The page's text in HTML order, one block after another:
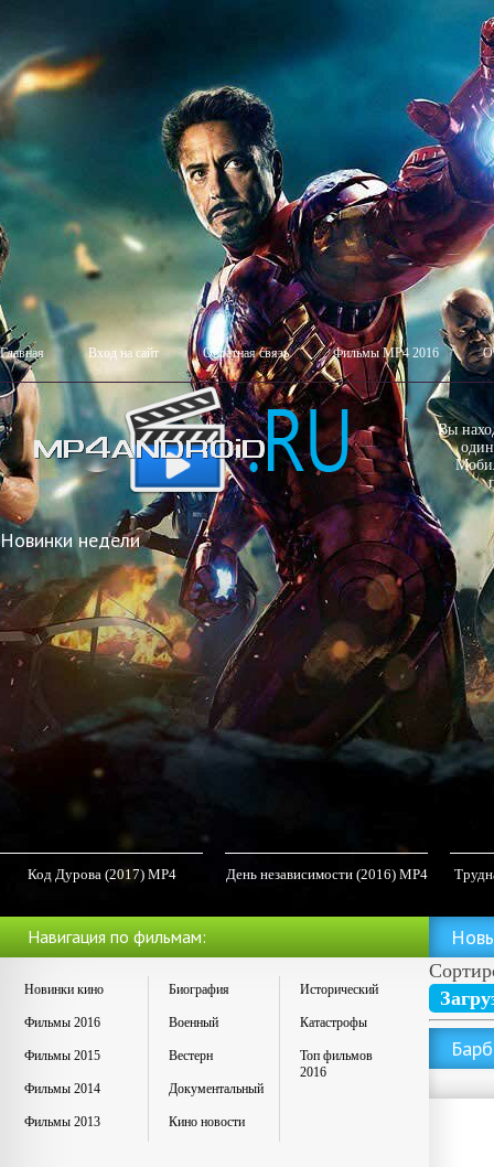
Главная Вход на сайт Обратная связь Фильмы MP4 2016
Вы
Новинки недели
Код Дурова (2017) MP4 День независимости (2016) MP4
Навигация по фильмам:
Новинки кино
Фильмы 2016
Фильмы 2015
Фильмы 2014
Фильмы 2013
Биография
Военный
Вестерн
Документальный
Кино новости
Исторический
Катастрофы
Топ фильмов
2016